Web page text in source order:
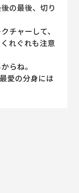
の最後、切り
チャーして、
れぐれも注意
らね。
愛の分身には